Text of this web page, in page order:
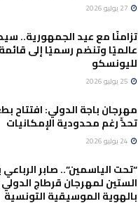
تزامنًا مع عيد الجمهورية..
عالميًا وتنضم رسميًا إلى
لليونسكو
مهرجان باجة الدولي: افتتاح
تحدٍّ رغم محدودية الإمكانيات
“تحت الياسمين”.. صابر الرباعي
الستين لمهرجان قرطاج
بالهوية الموسيقية التونسية